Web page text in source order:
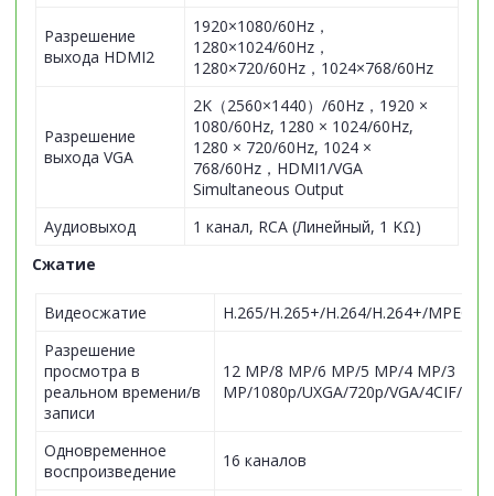
Разрешение
выхода HDMI2
1920×1080/60Hz，
1280×1024/60Hz，
1280×720/60Hz，1024×768/60Hz
Разрешение
выхода VGA
2K（2560×1440）/60Hz，1920 ×
1080/60Hz, 1280 × 1024/60Hz,
1280 × 720/60Hz, 1024 ×
768/60Hz，HDMI1/VGA
Simultaneous Output
Аудиовыход
1 канал, RCA (Линейный, 1 KΩ)
Сжатие
Видеосжатие
H.265/H.265+/H.264/H.264+/MPEG4
Разрешение
просмотра в
реальном времени/в
записи
12 MP/8 MP/6 MP/5 MP/4 MP/3
MP/1080p/UXGA/720p/VGA/4CIF/
Одновременное
воспроизведение
16 каналов